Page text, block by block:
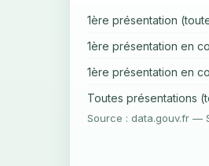
1ère présentation
1ère présentation en
1ère présentation en
Toutes présentations
Source : data.gouv.fr —